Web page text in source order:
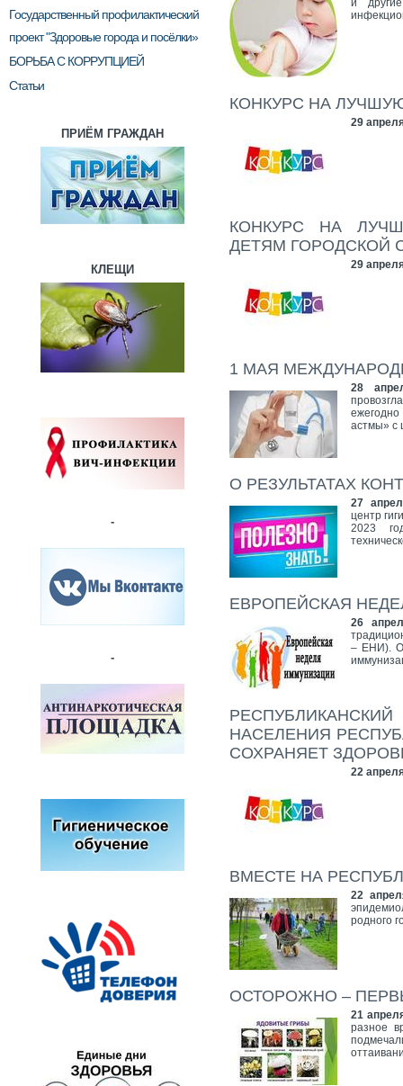
Государственный профилактический
проект "Здоровые города и посёлки»
БОРЬБА С КОРРУПЦИЕЙ
Статьи
ПРИЁМ ГРАЖДАН
КЛЕЩИ
-
-
и
КОНКУРС НА
29
КОНКУРС НА
ДЕТЯМ ГОРОДСКОЙ
29
1 МАЯ
28
астмы» с
О РЕЗУЛЬТАТАХ
27
центр
2023
ЕВРОПЕЙСКАЯ
26
– ЕНИ).
НАСЕЛЕНИЯ
СОХРАНЯЕТ
22
ВМЕСТЕ НА
22
родного
ОСТОРОЖНО –
21
разное